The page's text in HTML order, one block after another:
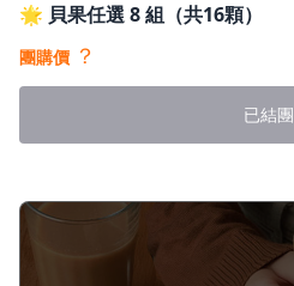
🌟 貝果任選 8 組（共16顆）
團購價 ？
已結團